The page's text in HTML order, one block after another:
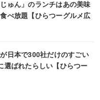
ゅん」のランチはあの美味
べ放題【ひらつーグルメ広
日本で300社だけのすごい
選ばれたらしい【ひらつー